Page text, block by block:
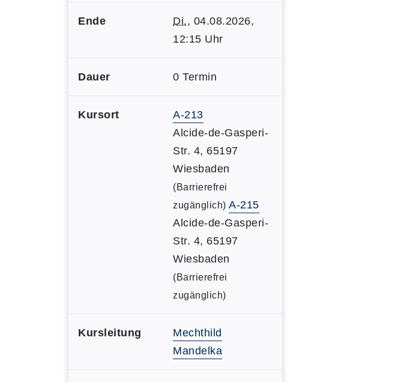
Ende Di., 04.08.2026,
12:15 Uhr
Dauer 0 Termin
Kursort
A-213
Alcide-de-Gasperi-
Str. 4, 65197
Wiesbaden
(Barrierefrei
zugänglich) A-215
Alcide-de-Gasperi-
Str. 4, 65197
Wiesbaden
(Barrierefrei
zugänglich)
Kursleitung
Mechthild
Mandelka